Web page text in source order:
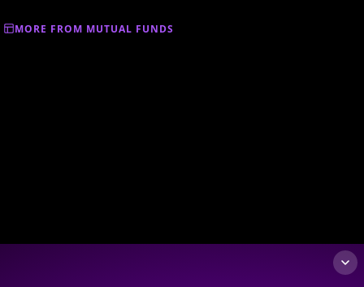
MORE FROM MUTUAL FUNDS